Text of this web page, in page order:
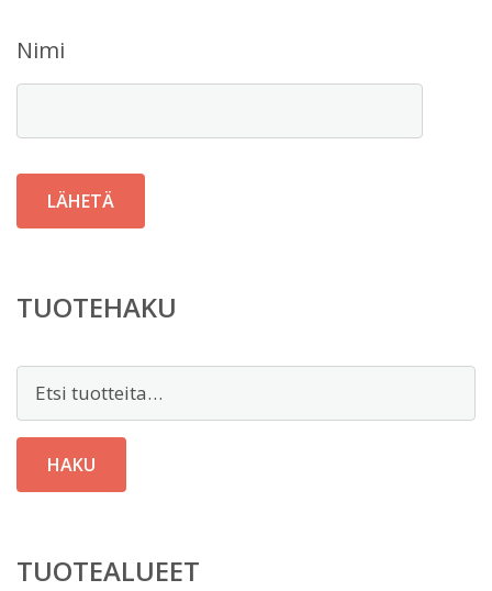
Nimi
TUOTEHAKU
Etsi:
HAKU
TUOTEALUEET